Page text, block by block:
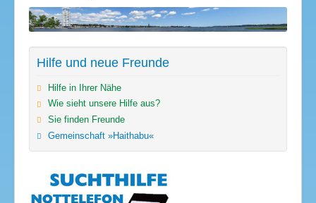
Hilfe und neue Freunde
Hilfe in Ihrer Nähe
Wie sieht unsere Hilfe aus?
Sie finden Freunde
Gemeinschaft »Haithabu«